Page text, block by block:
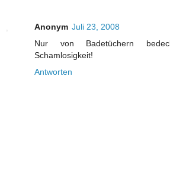
Anonym Juli 23, 2008
Nur von Badetüchern
Schamlosigkeit!
Antworten